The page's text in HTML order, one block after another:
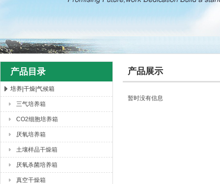
杭州川一实验仪器有限公司
产品目录
培养|干燥|气候箱
三气培养箱
CO2细胞培养箱
厌氧培养箱
土壤样品干燥箱
厌氧杀菌培养箱
真空干燥箱
产品展示
暂时没有信息